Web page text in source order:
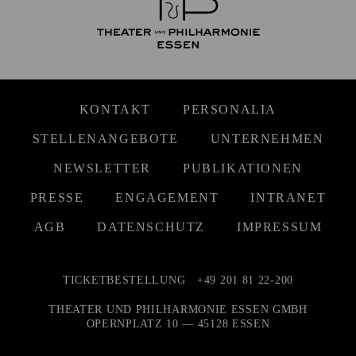
KONTAKT PERSONALIA
STELLENANGEBOTE UNTERNEHMEN
NEWSLETTER PUBLIKATIONEN
PRESSE ENGAGEMENT INTRANET
AGB DATENSCHUTZ IMPRESSUM
TICKETBESTELLUNG +49 201 81 22-200
THEATER UND PHILHARMONIE ESSEN GMBH
OPERNPLATZ 10 — 45128 ESSEN